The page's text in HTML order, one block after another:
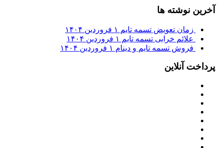
آخرین نوشته ها
زمان تعویض تسمه تایم ۱ فروردین ۱۴۰۴
علائم خرابی تسمه تایم ۱ فروردین ۱۴۰۴
فروش تسمه تایم و دینام ۱ فروردین ۱۴۰۴
پرداخت آنلاین